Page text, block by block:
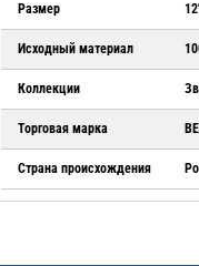
Размер
Исходный материал
Коллекции
Торговая марка
Страна происхождения